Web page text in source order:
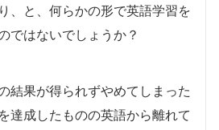
、と、何らかの形で英語学習を
ではないでしょうか？
結果が得られずやめてしまった
達成したものの英語から離れて